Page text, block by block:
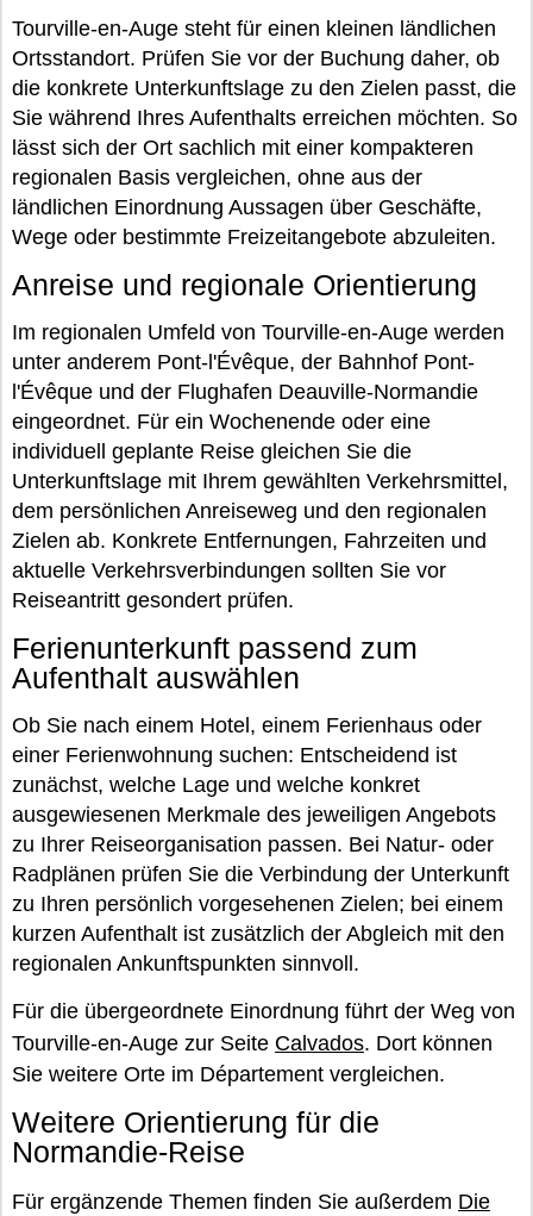
Tourville-en-Auge steht für einen kleinen ländlichen
Ortsstandort. Prüfen Sie vor der Buchung daher, ob
die konkrete Unterkunftslage zu den Zielen passt, die
Sie während Ihres Aufenthalts erreichen möchten. So
lässt sich der Ort sachlich mit einer kompakteren
regionalen Basis vergleichen, ohne aus der
ländlichen Einordnung Aussagen über Geschäfte,
Wege oder bestimmte Freizeitangebote abzuleiten.
Anreise und regionale Orientierung
Im regionalen Umfeld von Tourville-en-Auge werden
unter anderem Pont-l'Évêque, der Bahnhof Pont-
l'Évêque und der Flughafen Deauville-Normandie
eingeordnet. Für ein Wochenende oder eine
individuell geplante Reise gleichen Sie die
Unterkunftslage mit Ihrem gewählten Verkehrsmittel,
dem persönlichen Anreiseweg und den regionalen
Zielen ab. Konkrete Entfernungen, Fahrzeiten und
aktuelle Verkehrsverbindungen sollten Sie vor
Reiseantritt gesondert prüfen.
Ferienunterkunft passend zum
Aufenthalt auswählen
Ob Sie nach einem Hotel, einem Ferienhaus oder
einer Ferienwohnung suchen: Entscheidend ist
zunächst, welche Lage und welche konkret
ausgewiesenen Merkmale des jeweiligen Angebots
zu Ihrer Reiseorganisation passen. Bei Natur- oder
Radplänen prüfen Sie die Verbindung der Unterkunft
zu Ihren persönlich vorgesehenen Zielen; bei einem
kurzen Aufenthalt ist zusätzlich der Abgleich mit den
regionalen Ankunftspunkten sinnvoll.
Für die übergeordnete Einordnung führt der Weg von
Tourville-en-Auge zur Seite Calvados. Dort können
Sie weitere Orte im Département vergleichen.
Weitere Orientierung für die
Normandie-Reise
Für ergänzende Themen finden Sie außerdem Die